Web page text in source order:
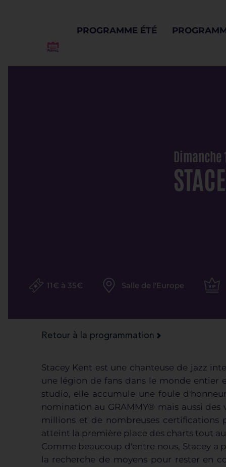
PROGRAMME ÉTÉ
Dimanche
11€ à 35€ Salle de l'Europe
Retour à la programmation
Stacey Kent est une chanteuse de jazz
une légion de fans dans le monde entier
studio, elle accumule une foule
nomination au GRAMMY® mais aussi
millions et de nombreuses
atteint la première place des charts tout
Comme beaucoup d'entre nous, Stacey a
la recherche de moyens pour rester en